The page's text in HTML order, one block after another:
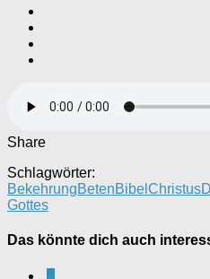
Share
Schlagwörter:
BekehrungBetenBibel Christus
Gottes
Das könnte dich auch